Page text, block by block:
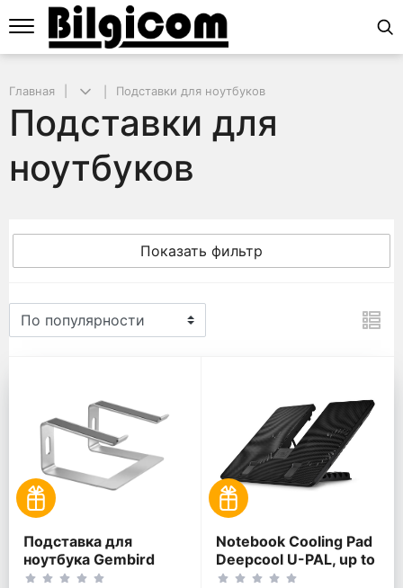
Главная Подставки для ноутбуков
Подставки для
ноутбуков
Показать фильтр
Подставка для
ноутбука Gembird
NBS-D1-01, 15,6",
Notebook Cooling Pad
Deepcool U-PAL, up to
15.6'', 2x140mm,